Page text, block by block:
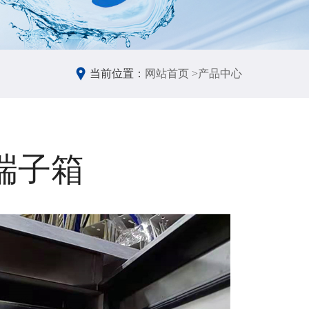
当前位置： 网站首页 >产品中心
子箱